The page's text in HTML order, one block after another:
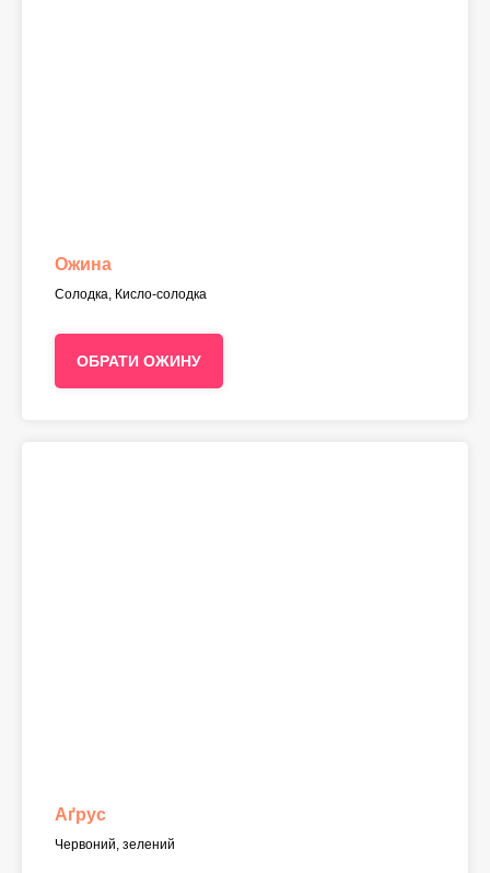
Ожина
Солодка, Кисло-солодка
ОБРАТИ ОЖИНУ
Аґрус
Червоний, зелений